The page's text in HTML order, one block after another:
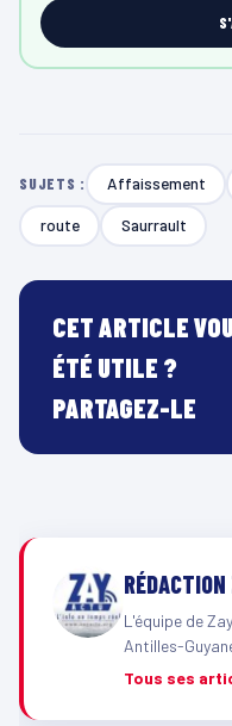
SUJETS : Affaissement
route Saurrault
CET ARTICLE
ÉTÉ UTILE ?
PARTAGEZ-LE
L'équipe de
Antilles-
Tous ses